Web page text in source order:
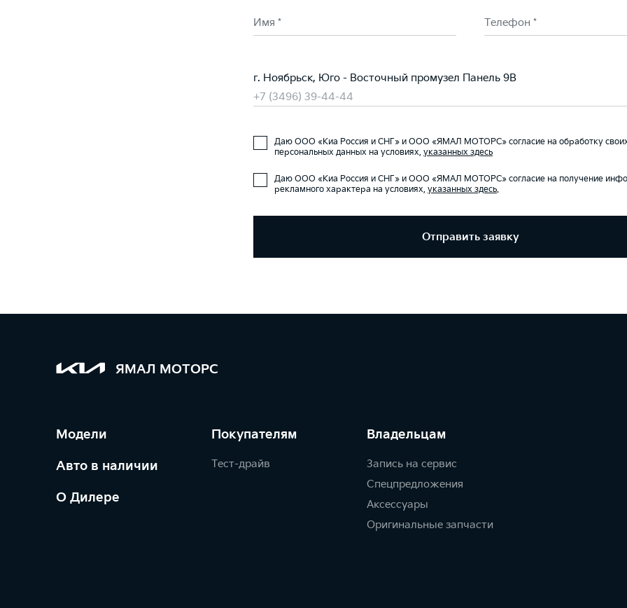
Имя * Телефон *
г. Ноябрьск, Юго - Восточный промузел Панель 9В
+7 (3496) 39-44-44
Даю ООО «Киа Россия и СНГ» и ООО «ЯМАЛ МОТОРС» согласие на обработку
персональных данных на условиях, указанных здесь
Даю ООО «Киа Россия и СНГ» и ООО «ЯМАЛ МОТОРС» согласие на получение
рекламного характера на условиях, указанных здесь.
Отправить заявку
ЯМАЛ МОТОРС
Модели
Авто в наличии
О Дилере
Покупателям
Тест-драйв
Владельцам
Запись на сервис
Спецпредложения
Аксессуары
Оригинальные запчасти